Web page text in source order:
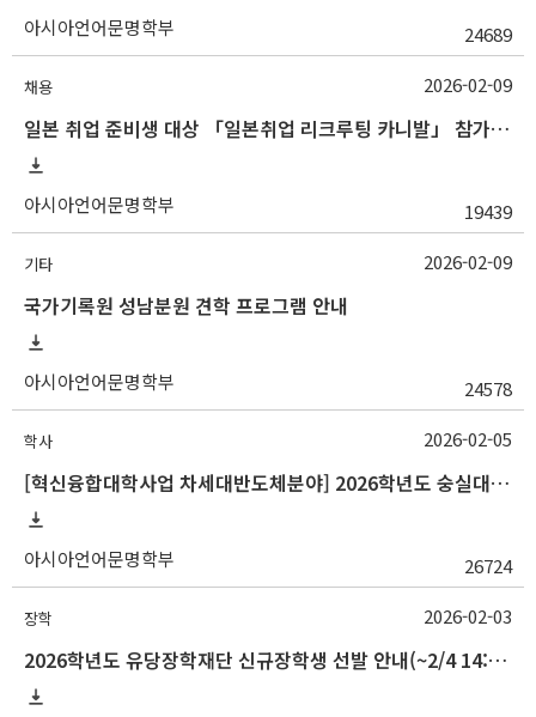
아시아언어문명학부 24689
채용
일본 취업 준비생 대상 「일본취업 리크루팅 카니발」 참가자 모집 안내
아시아언어문명학부 19439
2026-02-09
기타
국가기록원 성남분원 견학 프로그램 안내
아시아언어문명학부 24578
2026-02-09
학사
[혁신융합대학사업 차세대반도체분야] 2026학년도 숭실대학교 1학기 교류 수학 안내
아시아언어문명학부 26724
2026-02-05
장학
2026학년도 유당장학재단 신규장학생 선발 안내(~2/4 14:00)
2026-02-03